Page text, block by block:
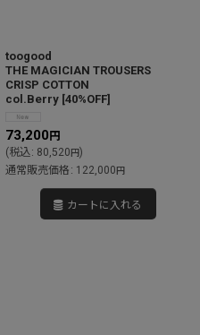
toogood
THE MAGICIAN TROUSERS
CRISP COTTON
col.Berry [40%OFF]
73,200 円
(税込: 80,520円)
通常販売価格 : 122,000円
カートに入れる